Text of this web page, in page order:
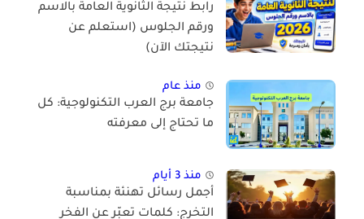
رابط نتيجة الثانوية العامة بالاسم
ورقم الجلوس (استعلم عن
نتيجتك الآن)
منذ عام
جامعة برج العرب التكنولوجية: كل
ما تحتاج إلى معرفته
منذ 3 أيام
أجمل رسائل تهنئة بمناسبة
التخرج: كلمات تعبّر عن الفخر